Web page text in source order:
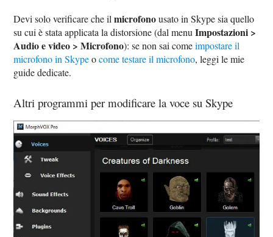
Devi solo verificare che ilmicrofonousato in Skype sia quello
su cui è stata applicata la distorsione (dal menuImpostazioni >
Audio e video > Microfono): se non sai comeimpostare il
microfono in Skypeocome testare il microfono, leggi le mie
guide dedicate.
Altri programmi per modificare la voce su Skype